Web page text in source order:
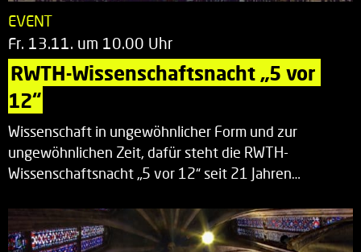
EVENT
Fr. 13.11. um 10.00 Uhr
RWTH-Wissenschaftsnacht „5 vor
12“
Wissenschaft in ungewöhnlicher Form und zur
ungewöhnlichen Zeit, dafür steht die RWTH-
Wissenschaftsnacht „5 vor 12“ seit 21 Jahren…